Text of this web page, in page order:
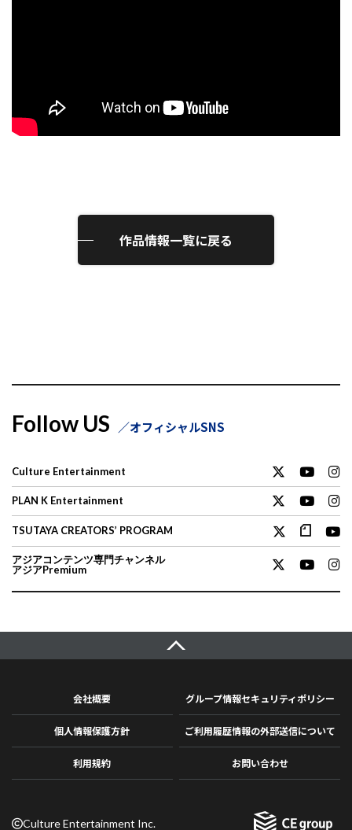
作品情報一覧に戻る
Follow US オフィシャルSNS
Culture Entertainment
PLAN K Entertainment
TSUTAYA CREATORS’ PROGRAM
アジアコンテンツ専門チャンネル
アジアPremium
会社概要 グループ情報セキュリティポリシー
個人情報保護方針 ご利用履歴情報の外部送信について
利用規約 お問い合わせ
Culture Entertainment Inc.